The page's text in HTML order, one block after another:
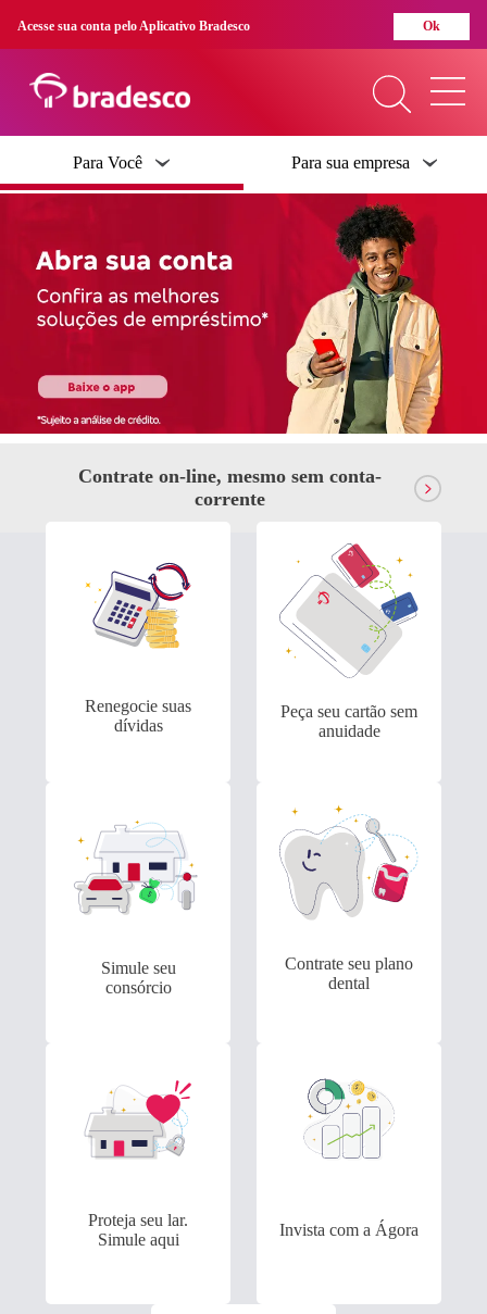
Acesse sua conta pelo Aplicativo Bradesco Ok
O que você procura?
Crédito
Abra Sua Conta
Cartão De Crédito
Ipva
Separamos para você
Imposto de renda
Bradesco Explica
Dívidas
Para Você Para sua empresa
Contrate on-line, mesmo sem conta-
corrente
Renegocie suas
dívidas
Peça seu cartão sem
anuidade
Simule seu
consórcio
Contrate seu plano
dental
Proteja seu lar.
Simule aqui
Invista com a Ágora